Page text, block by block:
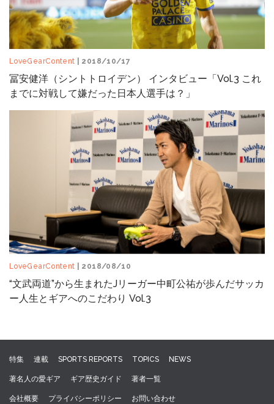
LoveGearContent | 2018/10/17
冨安健洋（シントトロイデン） インタビュー「Vol.3 これ
までに対戦して嫌だった日本人選手は？」
LoveGearContent | 2018/08/10
“文武両道”から生まれたJリーガー中町公祐が歩んだサッカ
ー人生とギアへのこだわり Vol.3
特集 連載 SPORTS REPORTS TOPICS NEWS
著名人の愛ギア ギア歴史ガイド 著者一覧
会社概要 プライバシーポリシー お問い合わせ